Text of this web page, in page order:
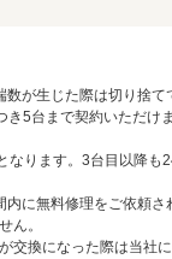
が生じた際は切り捨て
き5台まで契約いただ
なります。3台目以降
に無料修理をご依頼
ん。
交換になった際は当社